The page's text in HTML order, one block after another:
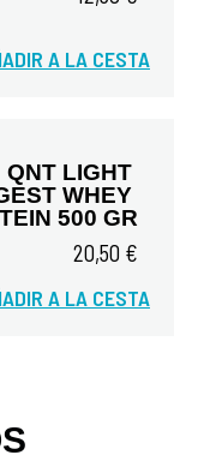
A LA CESTA
QNT LIGHT
WHEY
500 GR
20,50 €
A LA CESTA